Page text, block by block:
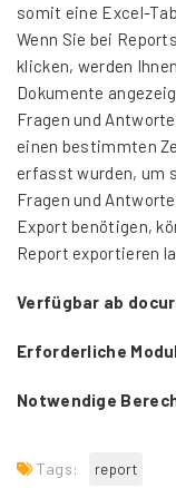
somit eine Excel-
Wenn Sie bei
klicken, werden
Dokumente
Fragen und
einen bestimmten
erfasst wurden, um
Fragen und
Export benötigen,
Report exportieren
Verfügbar ab
Erforderliche
Notwendige
Tags: report